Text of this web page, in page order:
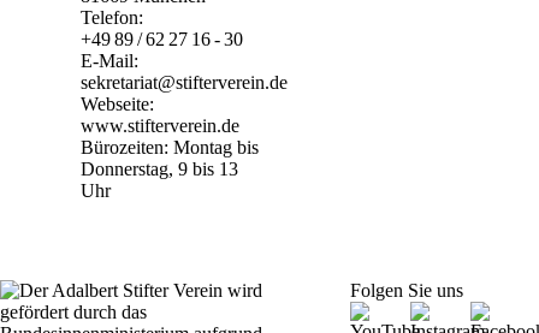
Telefon:
+49 89 / 62 27 16 - 30
E-Mail:
sekretariat@stifterverein.de
Webseite:
www.stifterverein.de
Bürozeiten: Montag bis
Donnerstag, 9 bis 13
Uhr
Folgen Sie uns